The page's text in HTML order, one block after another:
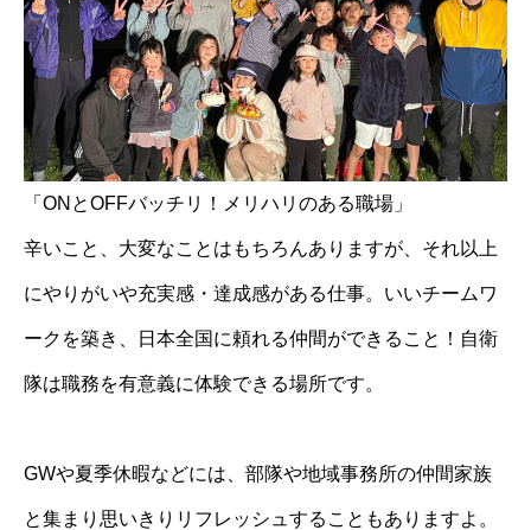
「ONとOFFバッチリ！メリハリのある職場」
辛いこと、大変なことはもちろんありますが、それ以上
にやりがいや充実感・達成感がある仕事。いいチームワ
ークを築き、日本全国に頼れる仲間ができること！自衛
隊は職務を有意義に体験できる場所です。
GWや夏季休暇などには、部隊や地域事務所の仲間家族
と集まり思いきりリフレッシュすることもありますよ。